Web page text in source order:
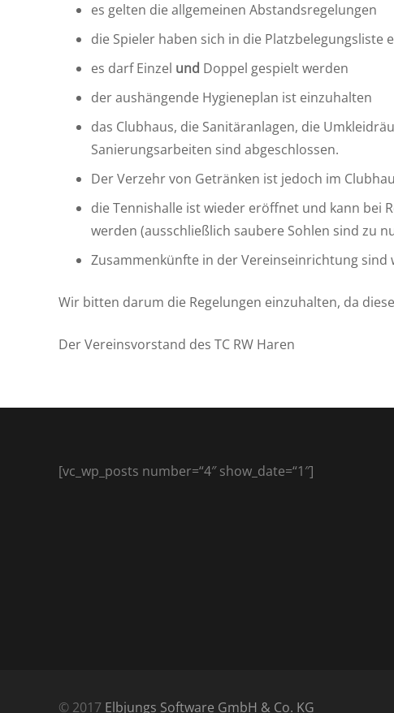
es gelten die allgemeinen Abstandsregelungen
die Spieler haben sich in die Platzbelegungsliste
es darf Einzel und Doppel gespielt werden
der aushängende Hygieneplan ist einzuhalten
das Clubhaus, die Sanitäranlagen, die
Sanierungsarbeiten sind abgeschlossen.
Der Verzehr von Getränken ist jedoch im
die Tennishalle ist wieder eröffnet und kann bei
werden (ausschließlich saubere Sohlen sind zu
Zusammenkünfte in der Vereinseinrichtung
Wir bitten darum die Regelungen einzuhalten, da
Der Vereinsvorstand des TC RW Haren
[vc_wp_posts number=“4″ show_date=“1″]
© 2017 Elbjungs Software GmbH & Co. KG